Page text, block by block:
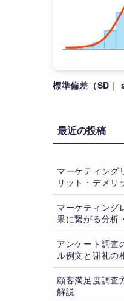
標準偏差（SD
最近の投稿
マーケティング
リット・デメリ
マーケティング
果に繋がる分析
アンケート調査
ル例文と謝礼の
顧客満足度調査
解説